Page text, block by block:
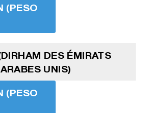
(PESO
DES ÉMIRATS
ARABES UNIS)
(PESO